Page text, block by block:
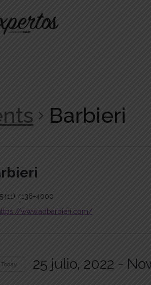
Barbieri
4136-4000
www.adbarbieri.com/
Today 25 julio, 2022 -